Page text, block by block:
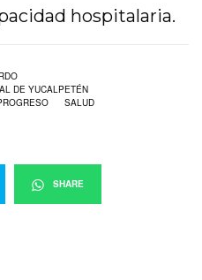
hospitalaria.
DE YUCALPETÉN
SALUD
SHARE